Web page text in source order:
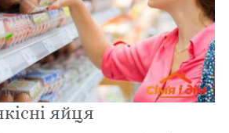
яйця